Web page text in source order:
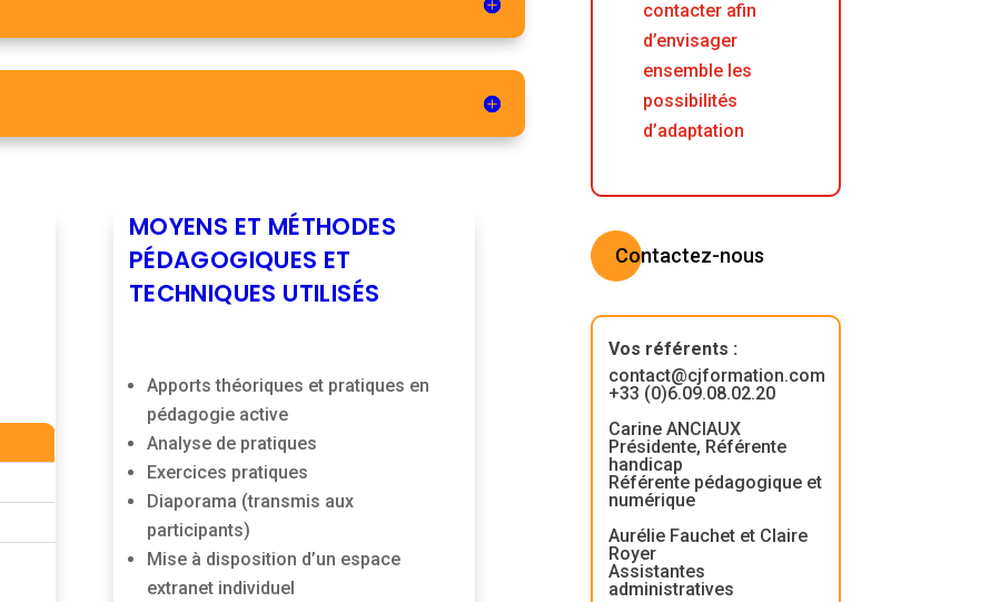
MOYENS ET MÉTHODES
PÉDAGOGIQUES ET
TECHNIQUES UTILISÉS
Apports théoriques et pratiques en
pédagogie active
Analyse de pratiques
Exercices pratiques
Diaporama (transmis aux
participants)
Mise à disposition d’un espace
extranet individuel
contacter afin
d’envisager
ensemble les
possibilités
d’adaptation
Contactez-nous
Vos référents :
contact@cjformation.com
+33 (0)6.09.08.02.20
Carine ANCIAUX
Présidente, Référente
handicap
Référente pédagogique et
numérique
Aurélie Fauchet et Claire
Royer
Assistantes
administratives